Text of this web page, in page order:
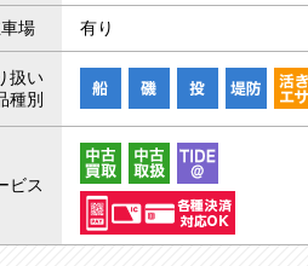
場 有り
扱い
種別
ビス